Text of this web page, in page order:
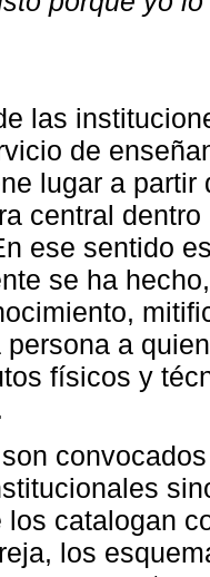
las
de
lugar a
central
ese sentido
se ha
a
físicos y
los catalogan
los